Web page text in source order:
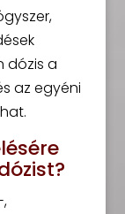
dózis a
az egyéni